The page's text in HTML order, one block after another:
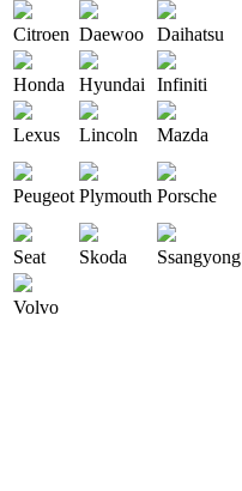
Citroen Daewoo Daihatsu
Honda Hyundai Infiniti
Lexus Lincoln Mazda
Peugeot Plymouth Porsche
Seat Skoda Ssangyong
Volvo